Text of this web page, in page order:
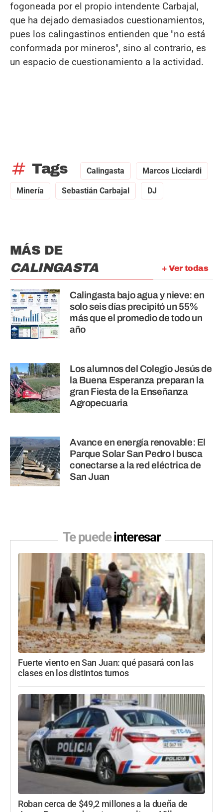
fogoneada por el propio intendente Carbajal,
que ha dejado demasiados cuestionamientos,
pues los calingastinos entienden que "no está
conformada por mineros", sino al contrario, es
un espacio de cuestionamiento a la actividad.
tag Tags Calingasta Marcos Licciardi
Minería Sebastián Carbajal DJ
+ Ver todas
MÁS DE
CALINGASTA
Calingasta bajo agua y nieve: en
solo seis días precipitó un 55%
más que el promedio de todo un
año
Los alumnos del Colegio Jesús de
la Buena Esperanza preparan la
gran Fiesta de la Enseñanza
Agropecuaria
Avance en energía renovable: El
Parque Solar San Pedro I busca
conectarse a la red eléctrica de
San Juan
Te puedeinteresar
Fuerte viento en San Juan: qué pasará con las
clases en los distintos turnos
Roban cerca de $49,2 millones a la dueña de